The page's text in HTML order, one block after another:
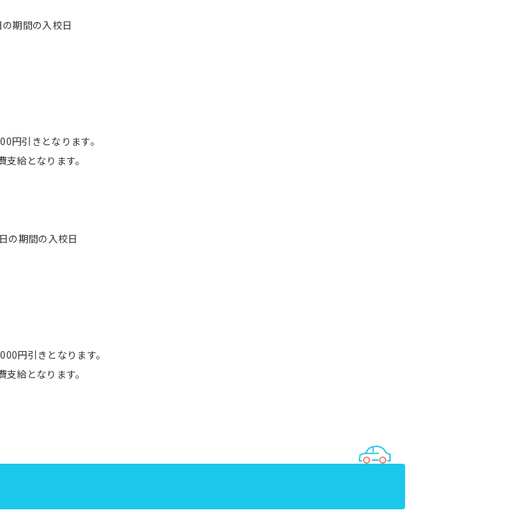
期間の入校日
円引きとなります。
給となります。
の期間の入校日
円引きとなります。
給となります。